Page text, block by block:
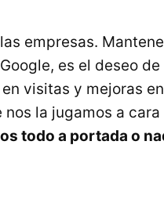
empresas.
es el deseo de
visitas y mejoras
la jugamos a cara
todo a portada o